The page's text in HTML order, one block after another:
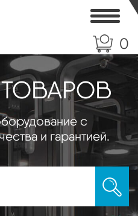
0
с
и гарантией.